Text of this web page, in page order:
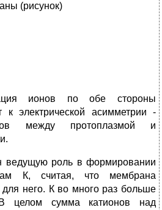
(рисунок)
ионов по обе стороны
электрической асимметрии -
между протоплазмой и
роль в формировании
К, считая, что мембрана
для него. К во много раз больше
целом сумма катионов над